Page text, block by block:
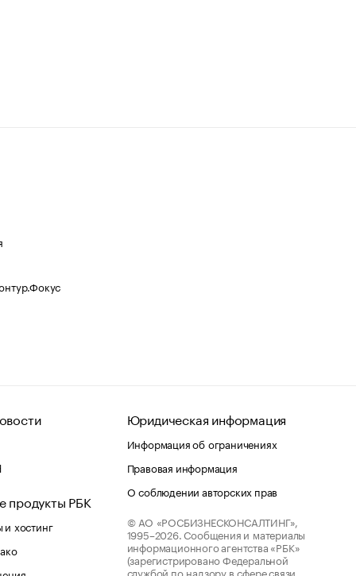
продукты РБК
хостинг
Юридическая информация
Информация об ограничениях
Правовая информация
О соблюдении авторских прав
© АО «РОСБИЗНЕСКОНСАЛТИНГ»,
1995–2026. Сообщения и материалы
информационного агентства «РБК»
(зарегистрировано Федеральной
службой по надзору в сфере связи,